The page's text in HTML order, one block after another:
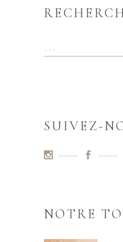
SUIVEZ-
NOTRE